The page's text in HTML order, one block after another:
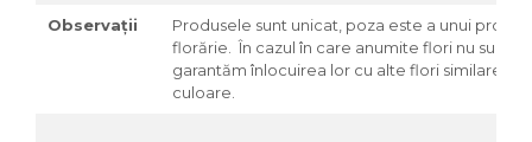
Observații
Produsele sunt unicat, poza este a unui
florărie. În cazul în care anumite flori nu sunt
garantăm înlocuirea lor cu alte flori similare ca
culoare.